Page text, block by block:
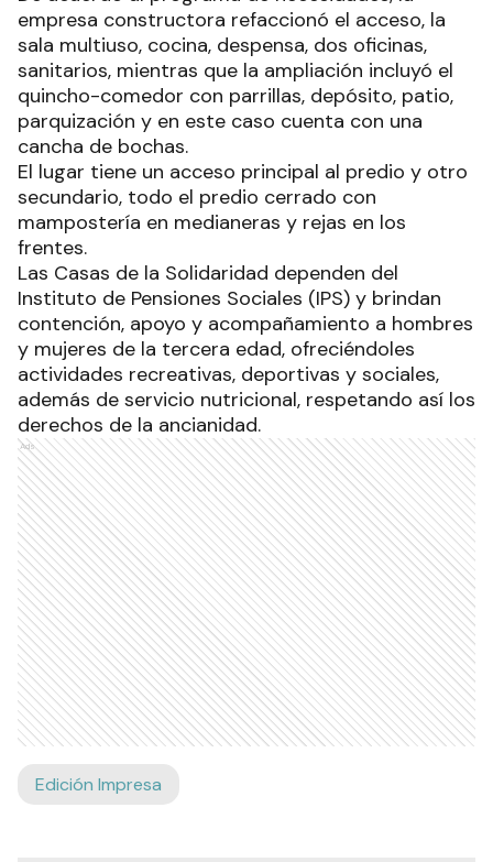
empresa constructora refaccionó el acceso, la
sala multiuso, cocina, despensa, dos oficinas,
sanitarios, mientras que la ampliación incluyó el
quincho-comedor con parrillas, depósito, patio,
parquización y en este caso cuenta con una
cancha de bochas.
El lugar tiene un acceso principal al predio y otro
secundario, todo el predio cerrado con
mampostería en medianeras y rejas en los
frentes.
Las Casas de la Solidaridad dependen del
Instituto de Pensiones Sociales (IPS) y brindan
contención, apoyo y acompañamiento a hombres
y mujeres de la tercera edad, ofreciéndoles
actividades recreativas, deportivas y sociales,
además de servicio nutricional, respetando así los
derechos de la ancianidad.
Ads
Edición Impresa